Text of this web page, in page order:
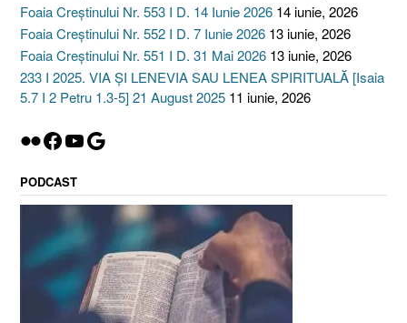
Foaia Creștinului Nr. 553 I D. 14 Iunie 2026 14 iunie, 2026
Foaia Creștinului Nr. 552 I D. 7 Iunie 2026 13 iunie, 2026
Foaia Creștinului Nr. 551 I D. 31 Mai 2026 13 iunie, 2026
233 I 2025. VIA ȘI LENEVIA SAU LENEA SPIRITUALĂ [Isaia
5.7 I 2 Petru 1.3-5] 21 August 2025 11 iunie, 2026
Flickr
Facebook
YouTube
Google
PODCAST